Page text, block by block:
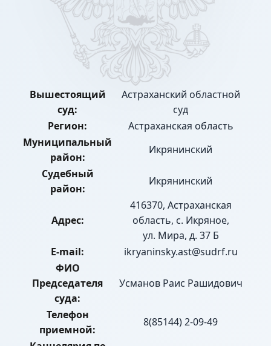
Вышестоящий
суд:
Астраханский областной
суд
Регион:
Астраханская область
Муниципальный
район:
Икрянинский
Судебный
район:
Икрянинский
Адрес:
416370, Астраханская
область, с. Икряное,
ул. Мира, д. 37 Б
E-mail:
ikryaninsky.ast@sudrf.ru
ФИО
Председателя
суда:
Усманов Раис Рашидович
Телефон
приемной:
8(85144) 2-09-49